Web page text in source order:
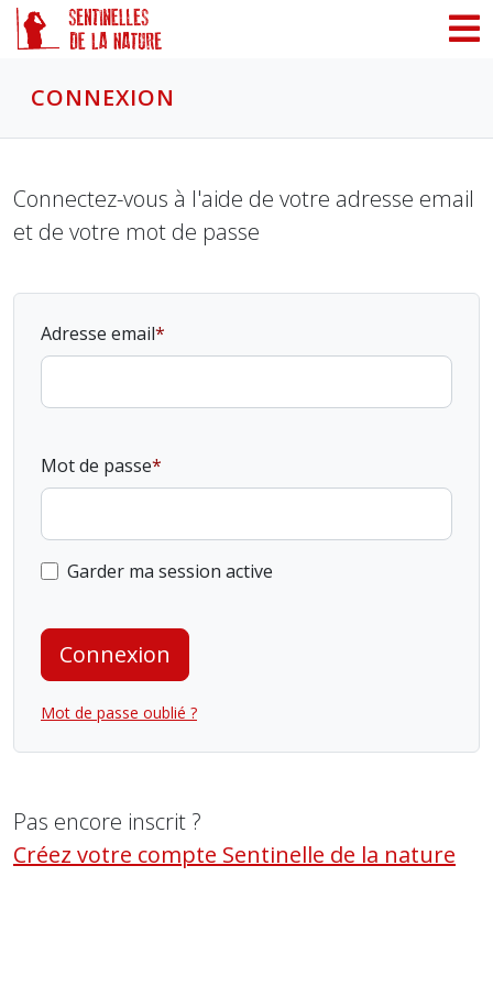
CONNEXION
Connectez-vous à l'aide de votre adresse email
et de votre mot de passe
Adresse email
Mot de passe
Garder ma session active
Connexion
Mot de passe oublié ?
Pas encore inscrit ?
Créez votre compte Sentinelle de la nature
Panneau de gestion des cookies